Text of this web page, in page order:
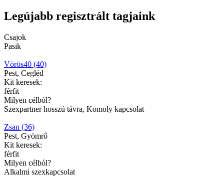
Legújabb regisztrált tagjaink
Csajok
Pasik
Vörös40 (40)
Pest, Cegléd
Kit keresek:
férfit
Milyen célból?
Szexpartner hosszú távra, Komoly kapcsolat
Zsan (36)
Pest, Gyömrő
Kit keresek:
férfit
Milyen célból?
Alkalmi szexkapcsolat